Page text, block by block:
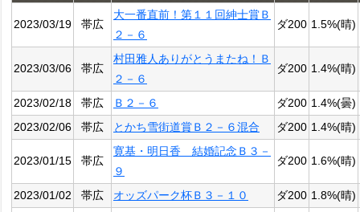
2023/03/19 帯広
大一番直前！第１１回紳士賞Ｂ
２－６
ダ200 1.5%(晴)
2023/03/06 帯広
村田雅人ありがとうまたね！Ｂ
２－６
ダ200 1.4%(晴)
2023/02/18 帯広 Ｂ２－６ ダ200 1.4%(曇)
2023/02/06
帯広 とかち雪街道賞Ｂ２－６混合 ダ200 1.4%(晴)
2023/01/15 帯広
寛基・明日香 結婚記念Ｂ３－
９
ダ200 1.6%(晴)
2023/01/02 帯広 オッズパーク杯Ｂ３－１０ ダ200 1.8%(晴)